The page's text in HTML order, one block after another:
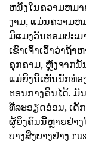
ຫນຶ່ງໃນຄວາມຫມ
ງາມ, ແມ່ນຄວາມຫ
ມີແມງວັນຕອມປະມ
ເຂົາເຈົ້າເວົ້າວ່າຖ້
ຄຸກຄາມ, ຫຼັງຈາກນັ້
ແມ່ຍິງນີ້ເຫັນນັກທ່ອ
ຕອນກາງຄືນໄດ້. ມັ
ທີ່ລະອຽດອ່ອນ, ເດັ
ຜູ້ຍິງຄົນນີ້ຫຼາຍຢ່າງ
ບາງສິ່ງບາງຢ່າງ